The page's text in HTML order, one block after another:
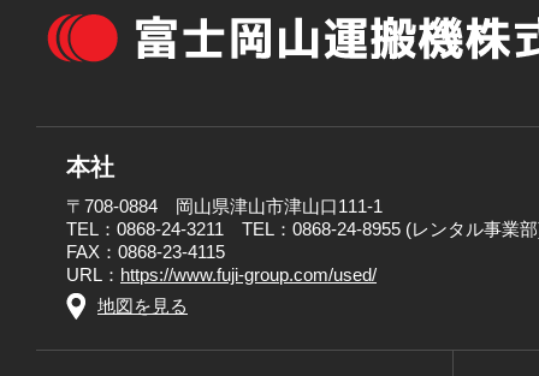
本社
〒708-0884 岡山県津山市津山口111-1
TEL：0868-24-3211 TEL：0868-24-8955 (レンタル事業
FAX：0868-23-4115
URL： https://www.fuji-group.com/used/
地図を見る